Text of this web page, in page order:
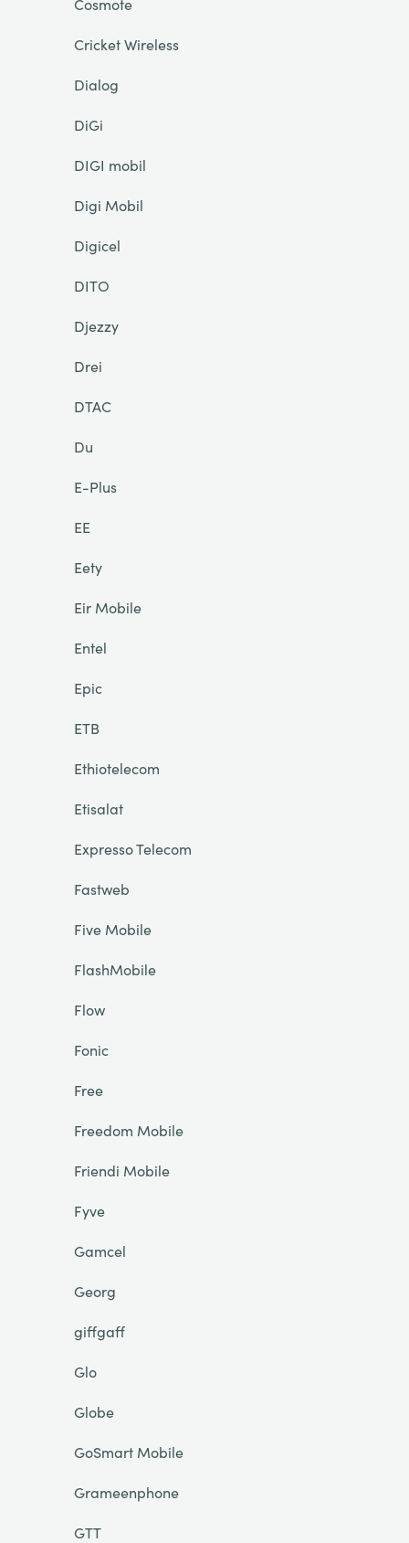
Cricket Wireless
Dialog
DiGi
DIGI mobil
Digi Mobil
Digicel
DITO
Djezzy
Drei
DTAC
Du
E-Plus
EE
Eety
Eir Mobile
Entel
Epic
ETB
Ethiotelecom
Etisalat
Expresso Telecom
Fastweb
Five Mobile
FlashMobile
Flow
Fonic
Free
Freedom Mobile
Friendi Mobile
Fyve
Gamcel
Georg
giffgaff
Glo
Globe
GoSmart Mobile
Grameenphone
GTT